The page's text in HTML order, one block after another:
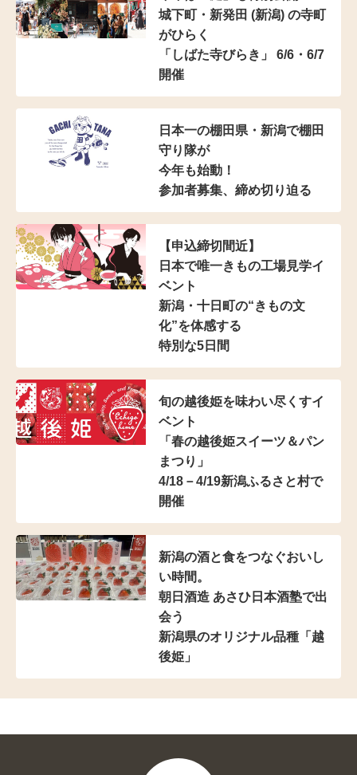
城下町・新発田 (新潟) の寺町
がひらく
「しばた寺びらき」 6/6・6/7
開催
日本一の棚田県・新潟で棚田
守り隊が
今年も始動！
参加者募集、締め切り迫る
【申込締切間近】
日本で唯一きもの工場見学イ
ベント
新潟・十日町の“きもの文
化”を体感する
特別な5日間
旬の越後姫を味わい尽くすイ
ベント
「春の越後姫スイーツ＆パン
まつり」
4/18－4/19新潟ふるさと村で
開催
新潟の酒と食をつなぐおいし
い時間。
朝日酒造 あさひ日本酒塾で出
会う
新潟県のオリジナル品種「越
後姫」